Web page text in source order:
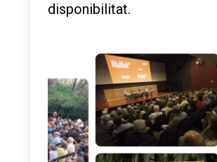
disponibilitat.